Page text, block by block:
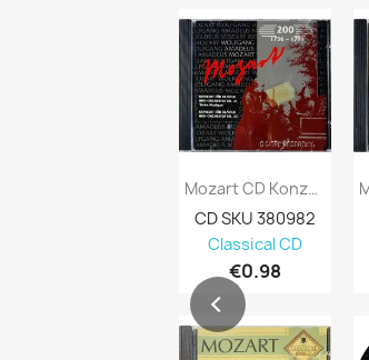
Mozart CD Konzert Für Klavier Kansi EX...
CD SKU 380982
Classical CD
€0.98